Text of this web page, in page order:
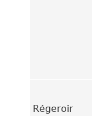
Régeroir